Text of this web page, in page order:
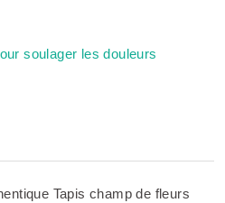
soulager les douleurs
Tapis champ de fleurs